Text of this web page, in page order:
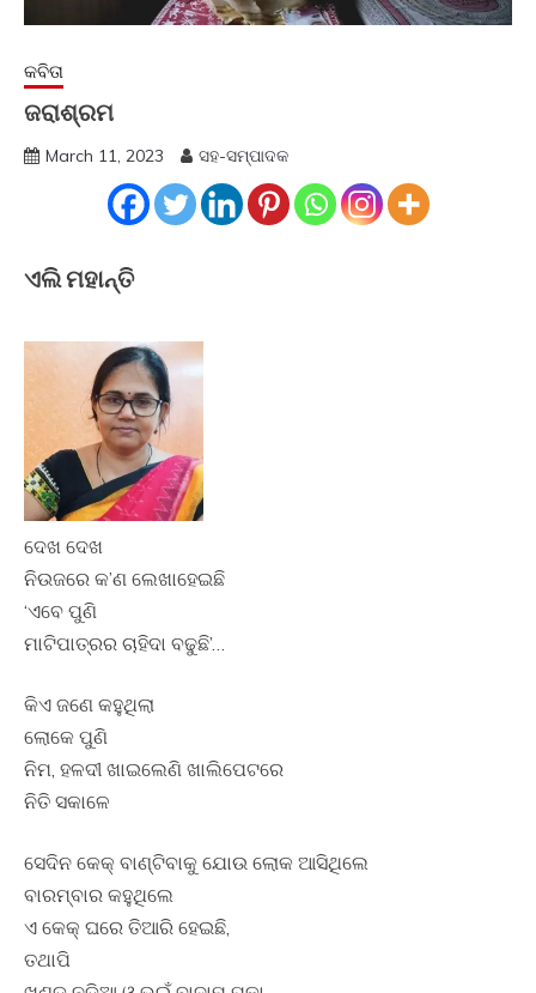
କବିତା
ଜରାଶ୍ରମ
March 11, 2023 ସହ-ସମ୍ପାଦକ
ଏଲି ମହାନ୍ତି
ଦେଖ ଦେଖ
ନିଉଜରେ କ’ଣ ଲେଖାହେଇଛି
‘ଏବେ ପୁଣି
ମାଟିପାତ୍ରର ଚାହିଦା ବଢୁଛି’…
କିଏ ଜଣେ କହୁଥିଲା
ଲୋକେ ପୁଣି
ନିମ, ହଳଦୀ ଖାଇଲେଣି ଖାଲିପେଟରେ
ନିତି ସକାଳେ
ସେଦିନ କେକ୍ ବାଣ୍ଟିବାକୁ ଯୋଉ ଲୋକ ଆସିଥିଲେ
ବାରମ୍ବାର କହୁଥିଲେ
ଏ କେକ୍ ଘରେ ତିଆରି ହେଇଛି,
ତଥାପି